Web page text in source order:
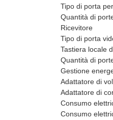
Tipo di porta
Quantità di
Ricevitore
Tipo di porta
Tastiera locale
Quantità di
Gestione
Adattatore di
Adattatore di
Consumo
Consumo